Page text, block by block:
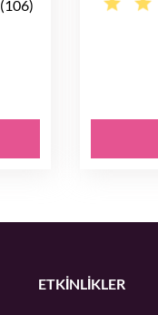
(106)
ETKINLIKLER